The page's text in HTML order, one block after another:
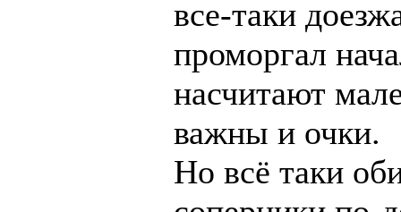
все-таки
проморгал
насчитают
важны и очки.
Но всё таки